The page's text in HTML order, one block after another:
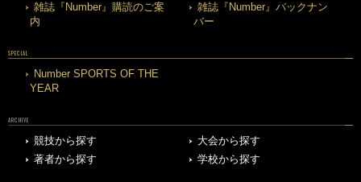
雑誌『Number』購読のご案
内
雑誌『Number』バックナン
バー
SPECIAL
Number SPORTS OF THE
YEAR
ARCHIVE
競技から探す
大会から探す
著者から探す
学校から探す